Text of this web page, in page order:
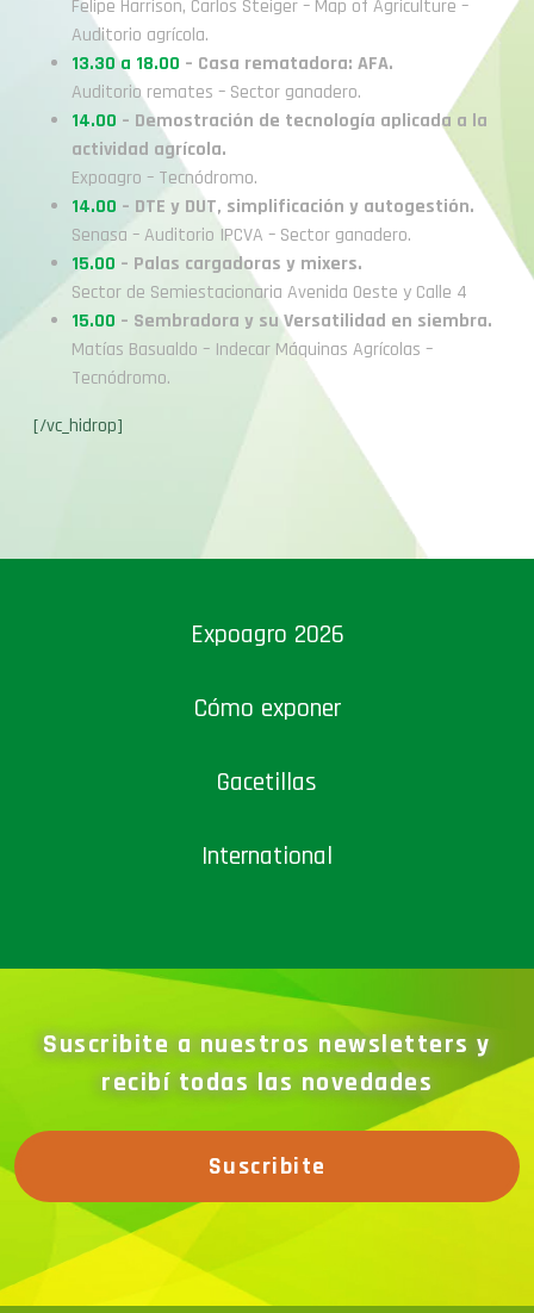
Felipe Harrison, Carlos Steiger – Map of Agriculture –
Auditorio agrícola.
13.30 a 18.00 – Casa rematadora: AFA.
Auditorio remates – Sector ganadero.
14.00 – Demostración de tecnología aplicada a la
actividad agrícola.
Expoagro – Tecnódromo.
14.00 – DTE y DUT, simplificación y autogestión.
Senasa – Auditorio IPCVA – Sector ganadero.
15.00 – Palas cargadoras y mixers.
Sector de Semiestacionaria Avenida Oeste y Calle 4
15.00 – Sembradora y su Versatilidad en siembra.
Matías Basualdo – Indecar Máquinas Agrícolas –
Tecnódromo.
[/vc_hidrop]
Expoagro 2026
Cómo exponer
Gacetillas
International
Suscribite a nuestros newsletters y
recibí todas las novedades
Suscribite